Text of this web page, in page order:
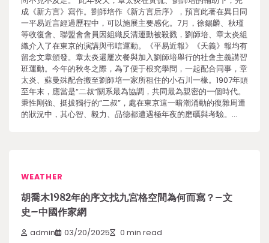
成《新方言》寫作。劉師培作《新方言后序》，預言此著在異日同
一平易近言經過歷程中，可以施展主要感化。7月，徐錫麟、秋瑾
等收復會、聯盟會會員因組織反清運動被殺戮，劉師培、章太炎組
織介入了在東京的演講與弔唁運動。《平易近報》《天義》報均有
留念文章頒發。章太炎還屢次餐與加入劉師培舉行的社會主義講習
班運動。今年的秋冬之際，為了便于根究學問，一起配合同事，章
太炎、蘇曼殊配合搬至劉師培一家所租住的小石川一椽。1907年頭
至年末，應當是“二叔”關系最為協調，共同最為親密的一個時代。
秉性剛強、挺拔獨行的“二叔”，處在東京這一暗潮涌動的復雜周遭
的狀況中，其心智、毅力、品德都遭遇極年夜的磨礪與考驗。…
WEATHER
胡喬木1982年的序文找九宮格空間為何而寫？–文
史–中國作家網
admin 03/20/2025 0 min read